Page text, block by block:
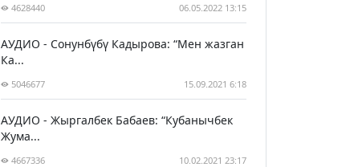
4628440 06.05.2022 13:15
АУДИО - Сонунбүбү Кадырова: “Мен жазган
Ка...
5046677 15.09.2021 6:18
АУДИО - Жыргалбек Бабаев: “Кубанычбек
Жума...
4667336 10.02.2021 23:17